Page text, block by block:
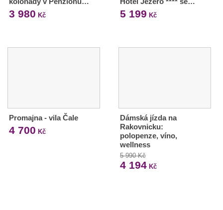
3 980 Kč 5 199 Kč
Promajna - vila Čale
4 700 Kč
Dámská jízda na
Rakovnicku:
polopenze, víno,
wellness
5 990 Kč
4 194Kč